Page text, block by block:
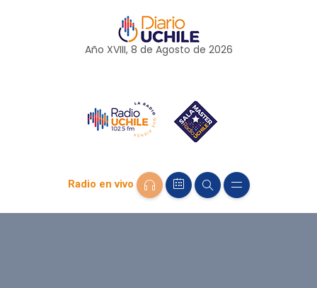
Año XVIII, 8 de Agosto de 2026
Radio en vivo